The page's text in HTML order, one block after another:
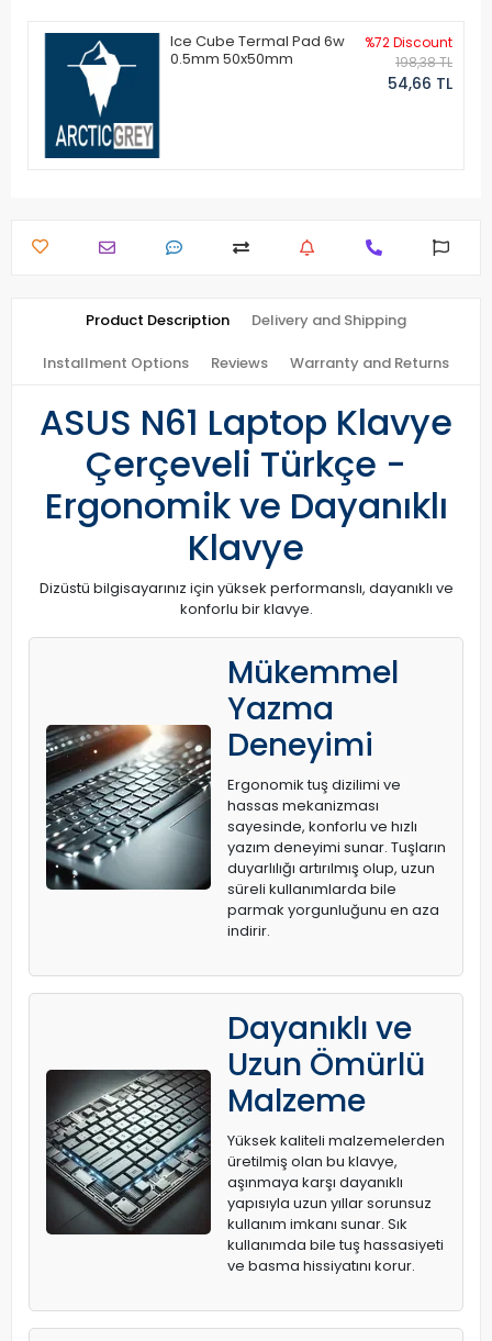
Ice Cube Termal Pad 6w
0.5mm 50x50mm
%72 Discount
198,38 TL
54,66 TL
Product Description Delivery and Shipping
Installment Options Reviews Warranty and Returns
ASUS N61 Laptop Klavye
Çerçeveli Türkçe -
Ergonomik ve Dayanıklı
Klavye
Dizüstü bilgisayarınız için yüksek performanslı, dayanıklı ve
konforlu bir klavye.
Mükemmel
Yazma
Deneyimi
Ergonomik tuş dizilimi ve
hassas mekanizması
sayesinde, konforlu ve hızlı
yazım deneyimi sunar. Tuşların
duyarlılığı artırılmış olup, uzun
süreli kullanımlarda bile
parmak yorgunluğunu en aza
indirir.
Dayanıklı ve
Uzun Ömürlü
Malzeme
Yüksek kaliteli malzemelerden
üretilmiş olan bu klavye,
aşınmaya karşı dayanıklı
yapısıyla uzun yıllar sorunsuz
kullanım imkanı sunar. Sık
kullanımda bile tuş hassasiyeti
ve basma hissiyatını korur.